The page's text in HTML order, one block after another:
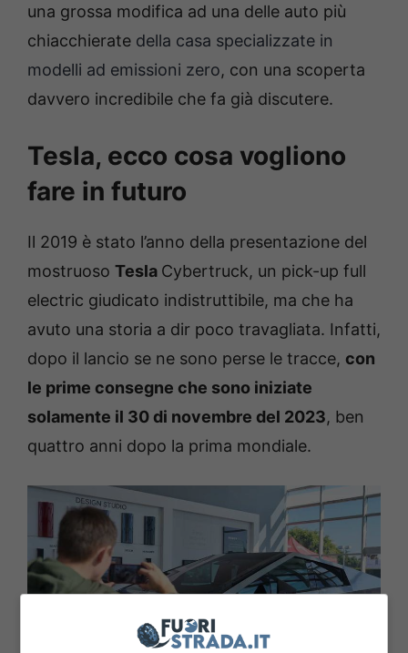
una grossa modifica ad una delle auto più
chiacchierate della casa specializzate in
modelli ad emissioni zero, con una scoperta
davvero incredibile che fa già discutere.
Tesla, ecco cosa vogliono
fare in futuro
Il 2019 è stato l’anno della presentazione del
mostruoso Tesla Cybertruck, un pick-up full
electric giudicato indistruttibile, ma che ha
avuto una storia a dir poco travagliata. Infatti,
dopo il lancio se ne sono perse le tracce, con
le prime consegne che sono iniziate
solamente il 30 di novembre del 2023, ben
quattro anni dopo la prima mondiale.